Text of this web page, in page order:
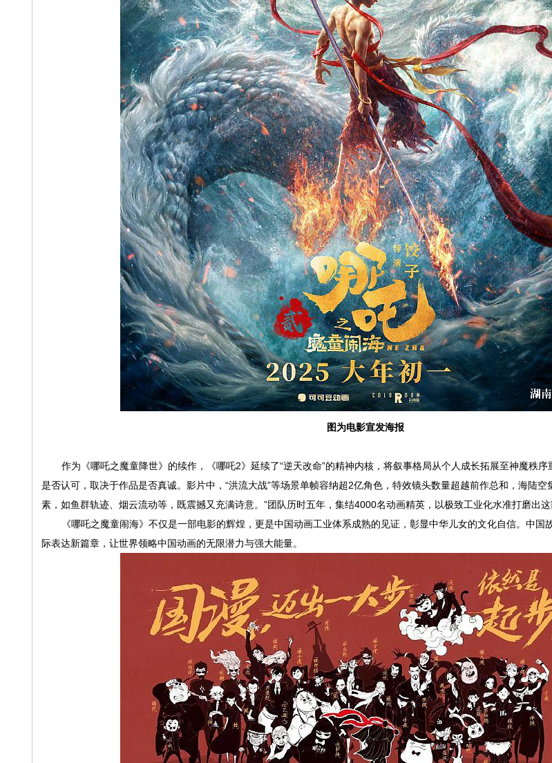
图为电影宣发海报
作为《哪吒之魔童降世》的续作，《哪吒2》延续了“逆天改命”的精神内核，将叙事格局从个人成长拓展至神魔秩序
是否认可，取决于作品是否真诚。影片中， “洪流大战”等场景单帧容纳超2亿角色，特效镜头数量超越前作总和，海陆空
素，如鱼群轨迹、烟云流动等，既震撼又充满诗意。 ”团队历时五年，集结4000名动画精英，以极致工业化水准打磨出
《哪吒之魔童闹海》不仅是一部电影的辉煌，更是中国动画工业体系成熟的见证，彰显中华儿女的文化自信。中国
际表达新篇章，让世界领略中国动画的无限潜力与强大能量。